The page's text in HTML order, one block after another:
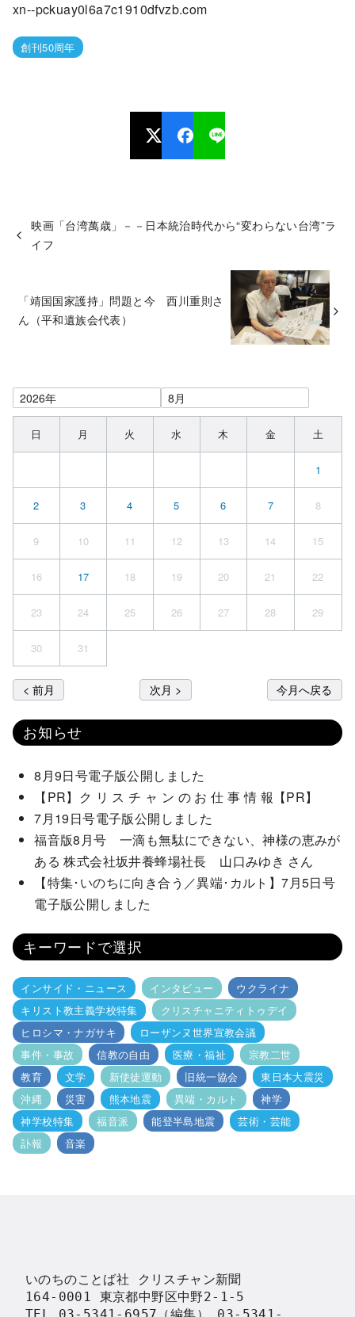
xn--pckuay0l6a7c1910dfvzb.com
創刊50周年
映画「台湾萬歳」－－日本統治時代から“変わらない台湾”ラ
イフ
「靖国国家護持」問題と今 西川重則さ
ん（平和遺族会代表）
日 月 火 水 木 金 土
1
2 3 4 5 6 7 8
9 10 11 12 13 14 15
16 17 18 19 20 21 22
23 24 25 26 27 28 29
30 31
< 前月 次月 > 今月へ戻る
お知らせ
8月9日号電子版公開しました
【PR】ク リ ス チ ャ ン の お 仕 事 情 報【PR】
7月19日号電子版公開しました
福音版8月号 一滴も無駄にできない、神様の恵みが
ある 株式会社坂井養蜂場社長 山口みゆき さん
【特集･いのちに向き合う／異端･カルト】7月5日号
電子版公開しました
キーワードで選択
インサイド・ニュース インタビュー
ウクライナ
キリスト教主義学校特集
クリスチャニティトゥデイ
ヒロシマ・ナガサキ
ローザンヌ世界宣教会議
事件・事故
信教の自由 医療・福祉
宗教二世
教育
文学 新使徒運動 旧統一協会
東日本大震災
沖縄
災害 熊本地震 異端・カルト
神学
神学校特集
福音派 能登半島地震
芸術・芸能
訃報
音楽
いのちのことば社 クリスチャン新聞
164-0001 東京都中野区中野2-1-5